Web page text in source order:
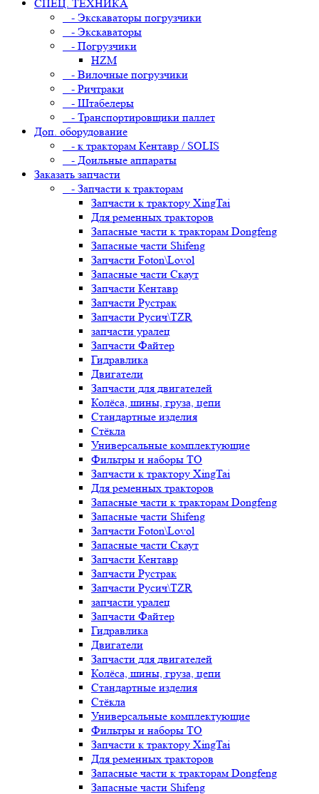
СПЕЦ. ТЕХНИКА
- Экскаваторы погрузчики
- Экскаваторы
- Погрузчики
HZM
- Вилочные погрузчики
- Ричтраки
- Штабелеры
- Транспортировщики паллет
Доп. оборудование
- к тракторам Кентавр / SOLIS
- Доильные аппараты
Заказать запчасти
- Запчасти к тракторам
Запчасти к трактору XingTai
Для ременных тракторов
Запасные части к тракторам Dongfeng
Запасные части Shifeng
Запчасти Foton\Lovol
Запасные части Скаут
Запчасти Кентавр
Запчасти Рустрак
Запчасти Русич\TZR
запчасти уралец
Запчасти Файтер
Гидравлика
Двигатели
Запчасти для двигателей
Колёса, шины, груза, цепи
Стандартные изделия
Стёкла
Универсальные комплектующие
Фильтры и наборы ТО
Запчасти к трактору XingTai
Для ременных тракторов
Запасные части к тракторам Dongfeng
Запасные части Shifeng
Запчасти Foton\Lovol
Запасные части Скаут
Запчасти Кентавр
Запчасти Рустрак
Запчасти Русич\TZR
запчасти уралец
Запчасти Файтер
Гидравлика
Двигатели
Запчасти для двигателей
Колёса, шины, груза, цепи
Стандартные изделия
Стёкла
Универсальные комплектующие
Фильтры и наборы ТО
Запчасти к трактору XingTai
Для ременных тракторов
Запасные части к тракторам Dongfeng
Запасные части Shifeng